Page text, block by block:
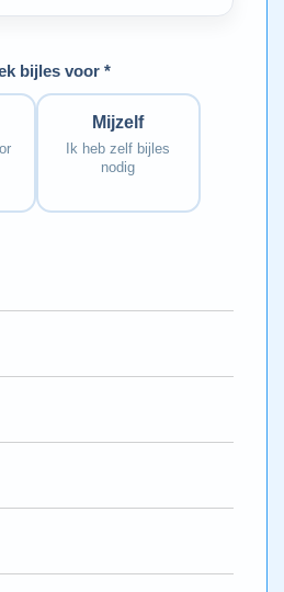
bijles voor *
Mijzelf
Ik heb zelf bijles
nodig